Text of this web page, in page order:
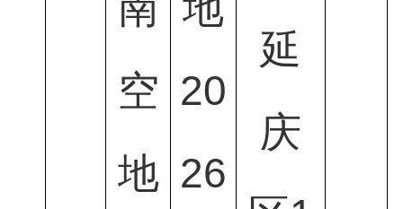
空
地
20
26
延
庆